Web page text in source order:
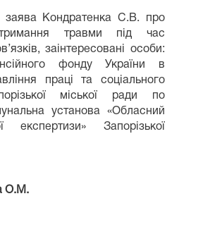
Кондратенка С.В. про
травми під час
заінтересовані особи:
фонду України в
праці та соціального
міської ради по
установа «Обласний
експертизи» Запорізької
О.М.